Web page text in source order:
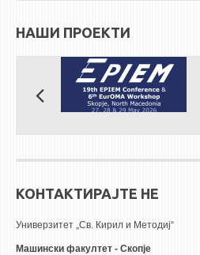
НАШИ ПРОЕКТИ
КОНТАКТИРАЈТЕ НЕ
Универзитет „Св. Кирил и Методиј“
Машински факултет - Скопје